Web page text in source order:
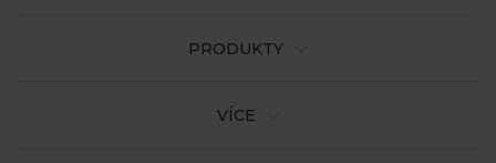
PRODUKTY
VÍCE